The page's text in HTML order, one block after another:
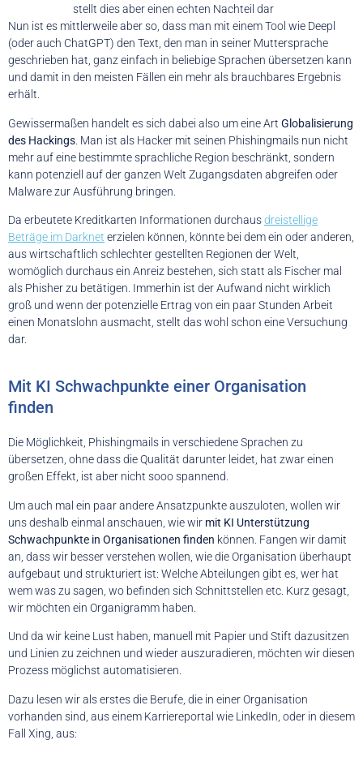
stellt dies aber einen echten Nachteil dar
Nun ist es mittlerweile aber so, dass man mit einem Tool wie Deepl
(oder auch ChatGPT) den Text, den man in seiner Muttersprache
geschrieben hat, ganz einfach in beliebige Sprachen übersetzen kann
und damit in den meisten Fällen ein mehr als brauchbares Ergebnis
erhält.
Gewissermaßen handelt es sich dabei also um eine Art Globalisierung
des Hackings . Man ist als Hacker mit seinen Phishingmails nun nicht
mehr auf eine bestimmte sprachliche Region beschränkt, sondern
kann potenziell auf der ganzen Welt Zugangsdaten abgreifen oder
Malware zur Ausführung bringen.
Da erbeutete Kreditkarten Informationen durchausdreistellige
Beträge im Darknet erzielen können, könnte bei dem ein oder anderen,
aus wirtschaftlich schlechter gestellten Regionen der Welt,
womöglich durchaus ein Anreiz bestehen, sich statt als Fischer mal
als Phisher zu betätigen. Immerhin ist der Aufwand nicht wirklich
groß und wenn der potenzielle Ertrag von ein paar Stunden Arbeit
einen Monatslohn ausmacht, stellt das wohl schon eine Versuchung
dar.
Mit KI Schwachpunkte einer Organisation
finden
Die Möglichkeit, Phishingmails in verschiedene Sprachen zu
übersetzen, ohne dass die Qualität darunter leidet, hat zwar einen
großen Effekt, ist aber nicht sooo spannend.
Um auch mal ein paar andere Ansatzpunkte auszuloten, wollen wir
uns deshalb einmal anschauen, wie wir mit KI Unterstützung
Schwachpunkte in Organisationen finden können. Fangen wir damit
an, dass wir besser verstehen wollen, wie die Organisation überhaupt
aufgebaut und strukturiert ist: Welche Abteilungen gibt es, wer hat
wem was zu sagen, wo befinden sich Schnittstellen etc. Kurz gesagt,
wir möchten ein Organigramm haben.
Und da wir keine Lust haben, manuell mit Papier und Stift dazusitzen
und Linien zu zeichnen und wieder auszuradieren, möchten wir diesen
Prozess möglichst automatisieren.
Dazu lesen wir als erstes die Berufe, die in einer Organisation
vorhanden sind, aus einem Karriereportal wie LinkedIn, oder in diesem
Fall Xing, aus: